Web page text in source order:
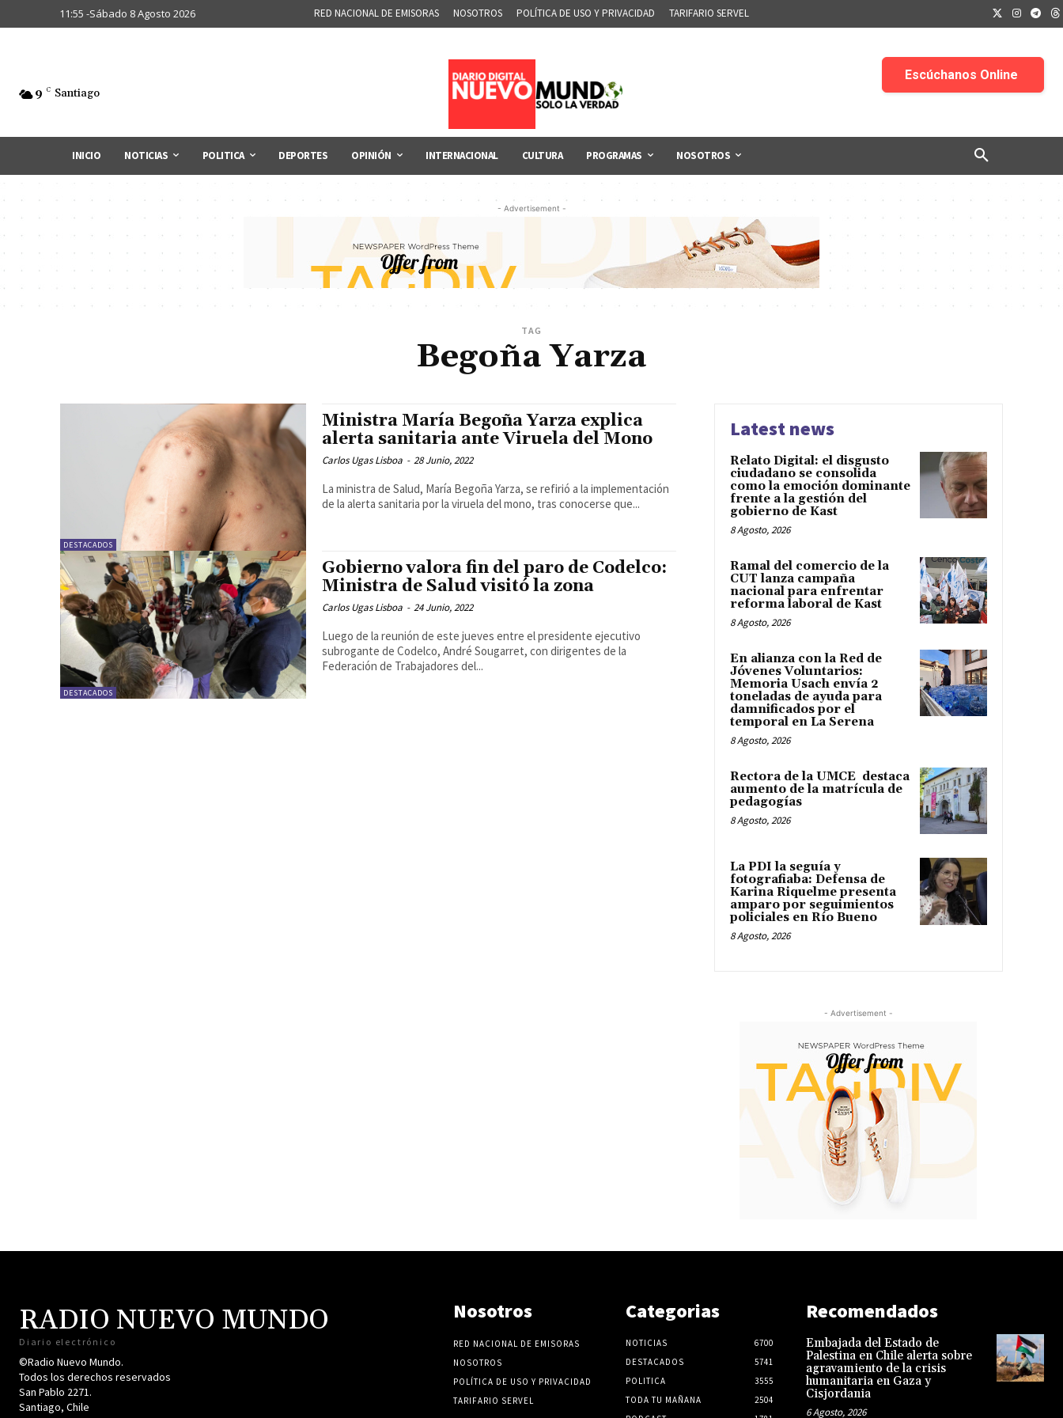
11:55 -Sábado 8 Agosto 2026 RED NACIONAL DE EMISORAS NOSOTROS POLÍTICA DE USO Y PRIVACIDAD TARIFARIO SERVEL
9 C Santiago
INICIO NOTICIAS POLITICA DEPORTES OPINIÓN INTERNACIONAL CULTURA PROGRAMAS NOSOTROS
- Advertisement -
TAG
Begoña Yarza
DESTACADOS
Ministra María Begoña Yarza explica
alerta sanitaria ante Viruela del Mono
Carlos Ugas Lisboa - 28 Junio, 2022
La ministra de Salud, María Begoña Yarza, se refirió a la implementación
de la alerta sanitaria por la viruela del mono, tras conocerse que...
DESTACADOS
Gobierno valora fin del paro de Codelco:
Ministra de Salud visitó la zona
Carlos Ugas Lisboa - 24 Junio, 2022
Luego de la reunión de este jueves entre el presidente ejecutivo
subrogante de Codelco, André Sougarret, con dirigentes de la
Federación de Trabajadores del...
Latest news
Relato Digital: el disgusto
ciudadano se consolida
como la emoción dominante
frente a la gestión del
gobierno de Kast
8 Agosto, 2026
Ramal del comercio de la
CUT lanza campaña
nacional para enfrentar
reforma laboral de Kast
8 Agosto, 2026
En alianza con la Red de
Jóvenes Voluntarios:
Memoria Usach envía 2
toneladas de ayuda para
damnificados por el
temporal en La Serena
8 Agosto, 2026
Rectora de la UMCE destaca
aumento de la matrícula de
pedagogías
8 Agosto, 2026
La PDI la seguía y
fotografiaba: Defensa de
Karina Riquelme presenta
amparo por seguimientos
policiales en Río Bueno
8 Agosto, 2026
- Advertisement -
RADIO NUEVO MUNDO
Diario electrónico
©Radio Nuevo Mundo.
Todos los derechos reservados
San Pablo 2271.
Santiago, Chile
Nosotros
RED NACIONAL DE EMISORAS
NOSOTROS
POLÍTICA DE USO Y PRIVACIDAD
TARIFARIO SERVEL
Categorias
NOTICIAS
6700
DESTACADOS
5741
POLITICA
3555
TODA TU MAÑANA
2504
Recomendados
Embajada del Estado de
Palestina en Chile alerta sobre
agravamiento de la crisis
humanitaria en Gaza y
Cisjordania
6 Agosto, 2026